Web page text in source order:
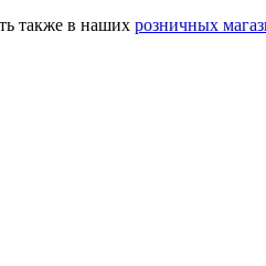
также в наших розничных